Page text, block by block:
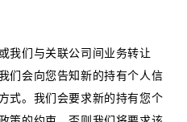
我们与关联公司间业务转让
们会向您告知新的持有个人信
式。我们会要求新的持有您个